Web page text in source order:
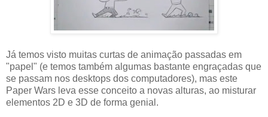
Já temos visto muitas curtas de animação passadas em
"papel" (e temos também algumas bastante engraçadas que
se passam nos desktops dos computadores), mas este
Paper Wars leva esse conceito a novas alturas, ao misturar
elementos 2D e 3D de forma genial.